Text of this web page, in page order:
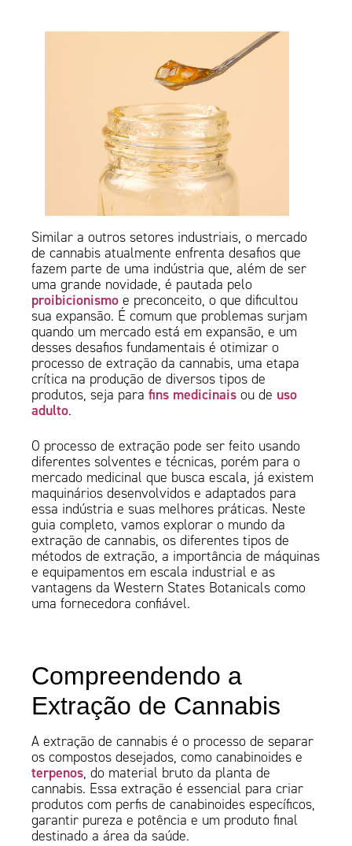
Similar a outros setores industriais, o mercado
de cannabis atualmente enfrenta desafios que
fazem parte de uma indústria que, além de ser
uma grande novidade, é pautada pelo
proibicionismoe preconceito, o que dificultou
sua expansão. É comum que problemas surjam
quando um mercado está em expansão, e um
desses desafios fundamentais é otimizar o
processo de extração da cannabis, uma etapa
crítica na produção de diversos tipos de
produtos, seja parafins medicinais ou de uso
adulto.
O processo de extração pode ser feito usando
diferentes solventes e técnicas, porém para o
mercado medicinal que busca escala, já existem
maquinários desenvolvidos e adaptados para
essa indústria e suas melhores práticas. Neste
guia completo, vamos explorar o mundo da
extração de cannabis, os diferentes tipos de
métodos de extração, a importância de máquinas
e equipamentos em escala industrial e as
vantagens da Western States Botanicals como
uma fornecedora confiável.
Compreendendo a
Extração de Cannabis
A extração de cannabis é o processo de separar
os compostos desejados, como canabinoides e
terpenos, do material bruto da planta de
cannabis. Essa extração é essencial para criar
produtos com perfis de canabinoides específicos,
garantir pureza e potência e um produto final
destinado a área da saúde.